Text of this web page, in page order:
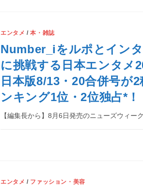
エンタメ /本・雑誌
Number_iをルポとイン
に挑戦する日本エンタメ
日本版8/13・20合併号が
ンキング1位・2位独占*！
【編集長から】8月6日発売のニューズウィー
エンタメ / ファッション・美容